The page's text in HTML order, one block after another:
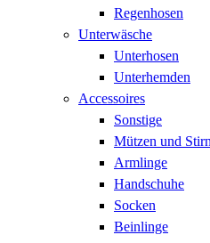
Regenhosen
Unterwäsche
Unterhosen
Unterhemden
Accessoires
Sonstige
Mützen und
Armlinge
Handschuhe
Socken
Beinlinge